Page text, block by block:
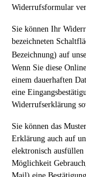
Widerrufsformular
Sie können Ihr
bezeichneten
Bezeichnung) auf
Wenn Sie diese
einem dauerhaften
eine
Widerrufserklärung
Sie können das
Erklärung auch auf
elektronisch
Möglichkeit